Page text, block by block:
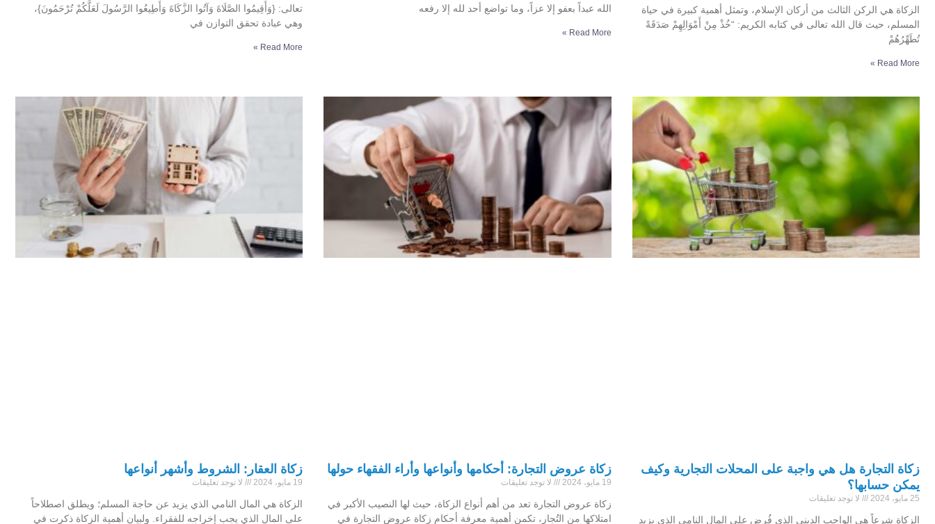
الزكاة هي الركن الثالث من أركان الإسلام، وتمثل أهمية كبيرة في حياة
المسلم، حيث قال الله تعالى في كتابه الكريم: “خُذْ مِنْ أَمْوَالِهِمْ صَدَقَةً
تُطَهِّرُهُمْ
Read More »
الله عبداً بعفو إلا عزاً، وما تواضع أحد لله إلا رفعه
Read More »
تعالى: {وَأَقِيمُوا الصَّلَاةَ وَآتُوا الزَّكَاةَ وَأَطِيعُوا الرَّسُولَ لَعَلَّكُمْ تُرْحَمُونَ}،
وهي عبادة تحقق التوازن في
Read More »
زكاة التجارة هل هي واجبة على المحلات التجارية وكيف
يمكن حسابها؟
25 مايو، 2024 لا توجد تعليقات
الزكاة شرعاً هي الواجب الديني الذي فُرِض على المال النامي الذي يزيد
زكاة عروض التجارة: أحكامها وأنواعها وأراء الفقهاء حولها
19 مايو، 2024 لا توجد تعليقات
زكاة عروض التجارة تعد من أهم أنواع الزكاة، حيث لها النصيب الأكبر في
امتلاكها من التُجار، تكمن أهمية معرفة أحكام زكاة عروض التجارة في
زكاة العقار: الشروط وأشهر أنواعها
19 مايو، 2024 لا توجد تعليقات
الزكاة هي المال النامي الذي يزيد عن حاجة المسلم؛ ويطلق اصطلاحاً
على المال الذي يجب إخراجه للفقراء. ولبيان أهمية الزكاة ذكرت في